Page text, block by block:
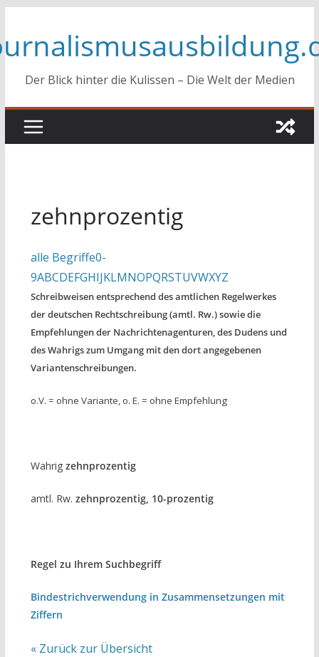
springen
Der Blick hinter die Kulissen – Die Welt der Medien
zehnprozentig
alle Begriffe0-
9ABCDEFGHIJKLMNOPQRSTUVWXYZ
Schreibweisen entsprechend des amtlichen Regelwerkes
der deutschen Rechtschreibung (amtl. Rw.) sowie die
Empfehlungen der Nachrichtenagenturen, des Dudens und
des Wahrigs zum Umgang mit den dort angegebenen
Variantenschreibungen.
o.V. = ohne Variante, o. E. = ohne Empfehlung
Wahrig zehnprozentig
amtl. Rw. zehnprozentig, 10-prozentig
Regel zu Ihrem Suchbegriff
Bindestrichverwendung in Zusammensetzungen mit
Ziffern
« Zurück zur Übersicht